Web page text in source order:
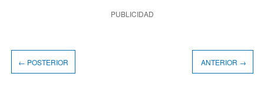
PUBLICIDAD
← POSTERIOR ANTERIOR →